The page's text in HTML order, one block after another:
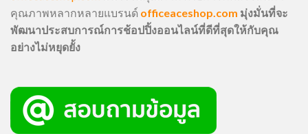
คุณภาพหลากหลายแบรนด์ officeaceshop.com มุ่งมั่นที่จะ
พัฒนาประสบการณ์การช้อปปิ้งออนไลน์ที่ดีที่สุดให้กับคุณ
อย่างไม่หยุดยั้ง